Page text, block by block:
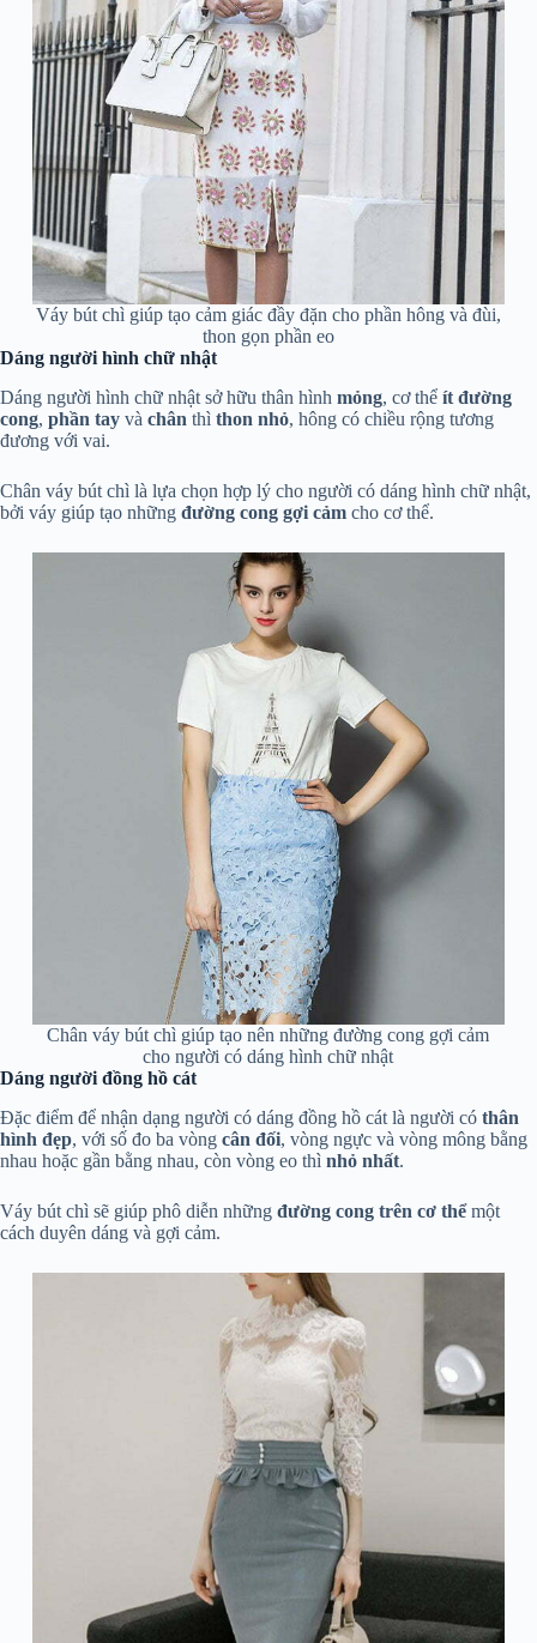
Váy bút chì giúp tạo cảm giác đầy đặn cho phần hông và đùi,
thon gọn phần eo
Dáng người hình chữ nhật
Dáng người hình chữ nhật sở hữu thân hình mỏng, cơ thể ít đường
cong, phần tay và chân thì thon nhỏ, hông có chiều rộng tương
đương với vai.
Chân váy bút chì là lựa chọn hợp lý cho người có dáng hình chữ nhật,
bởi váy giúp tạo những đường cong gợi cảm cho cơ thể.
Chân váy bút chì giúp tạo nên những đường cong gợi cảm
cho người có dáng hình chữ nhật
Dáng người đồng hồ cát
Đặc điểm để nhận dạng người có dáng đồng hồ cát là người có thân
hình đẹp, với số đo ba vòng cân đối, vòng ngực và vòng mông bằng
nhau hoặc gần bằng nhau, còn vòng eo thì nhỏ nhất.
Váy bút chì sẽ giúp phô diễn những đường cong trên cơ thểmột
cách duyên dáng và gợi cảm.